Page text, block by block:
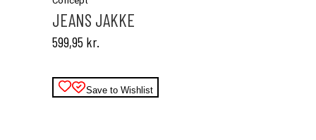
varianter.
Mulighederne
kan
varesiden
JEANS JAKKE
599,95 kr.
Save to Wishlist